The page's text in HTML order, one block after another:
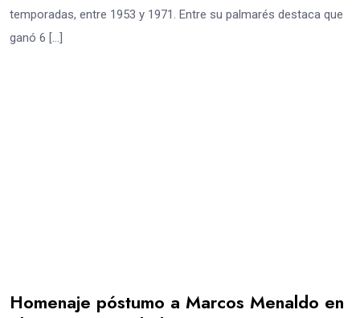
temporadas, entre 1953 y 1971. Entre su palmarés destaca que
ganó 6 […]
Homenaje póstumo a Marcos Menaldo en